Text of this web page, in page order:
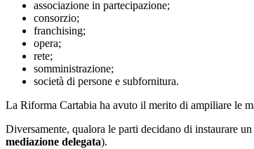
associazione in partecipazione;
consorzio;
franchising;
opera;
rete;
somministrazione;
società di persone e subfornitura.
La Riforma Cartabia ha avuto il merito di ampiliare le
Diversamente, qualora le parti decidano di instaurare
mediazione delegata).